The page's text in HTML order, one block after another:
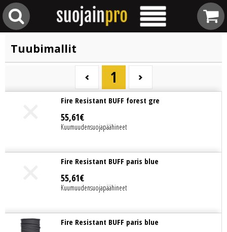
Tuubimallit
1
Fire Resistant BUFF forest gre
55,61€
Kuumuudensuojapäähineet
Fire Resistant BUFF paris blue
55,61€
Kuumuudensuojapäähineet
Fire Resistant BUFF paris blue